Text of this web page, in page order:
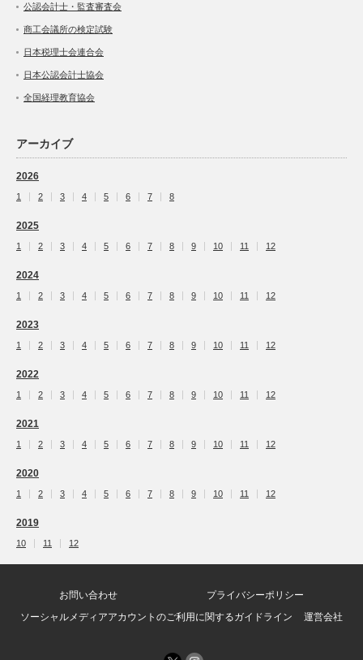
公認会計士・監査審査会
商工会議所の検定試験
日本税理士会連合会
日本公認会計士協会
全国経理教育協会
アーカイブ
2026
1 2 3 4 5 6 7 8
2025
1 2 3 4 5 6 7 8 9 10 11 12
2024
1 2 3 4 5 6 7 8 9 10 11 12
2023
1 2 3 4 5 6 7 8 9 10 11 12
2022
1 2 3 4 5 6 7 8 9 10 11 12
2021
1 2 3 4 5 6 7 8 9 10 11 12
2020
1 2 3 4 5 6 7 8 9 10 11 12
2019
10 11 12
お問い合わせ
プライバシーポリシー
ソーシャルメディアアカウントのご利用に関するガイドライン
運営会社